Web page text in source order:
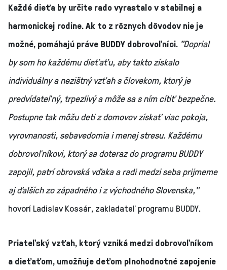
Každé dieťa by určite rado vyrastalo v stabilnej a
harmonickej rodine. Ak to z rôznych dôvodov nie je
možné, pomáhajú práve BUDDY dobrovoľníci. "Doprial
by som ho každému dieťaťu, aby takto získalo
individuálny a nezištný vzťah s človekom, ktorý je
predvídateľný, trpezlivý a môže sa s ním cítiť bezpečne.
Postupne tak môžu deti z domovov získať viac pokoja,
vyrovnanosti, sebavedomia i menej stresu. Každému
dobrovoľníkovi, ktorý sa doteraz do programu BUDDY
zapojil, patrí obrovská vďaka a radi medzi seba prijmeme
aj ďalších zo západného i z východného Slovenska,"
hovorí Ladislav Kossár, zakladateľ programu BUDDY.
Priateľský vzťah, ktorý vzniká medzi dobrovoľníkom
a dieťaťom, umožňuje deťom plnohodnotné zapojenie